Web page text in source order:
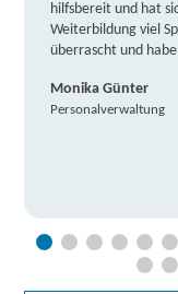
hilfsbereit und hat
Weiterbildung viel
überrascht und
Monika Günter
Personalverwaltung